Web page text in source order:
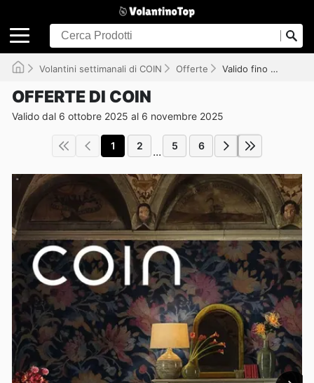
Volantini settimanali di COIN Offerte Valido fino al 06/11/2025
OFFERTE DI COIN
Valido dal 6 ottobre 2025 al 6 novembre 2025
1 2 ... 5 6